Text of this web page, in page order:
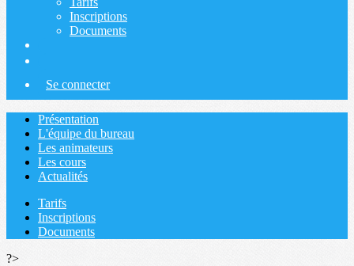
Inscriptions
Documents
Se connecter
Présentation
L'équipe du bureau
Les animateurs
Les cours
Actualités
Tarifs
Inscriptions
Documents
?>